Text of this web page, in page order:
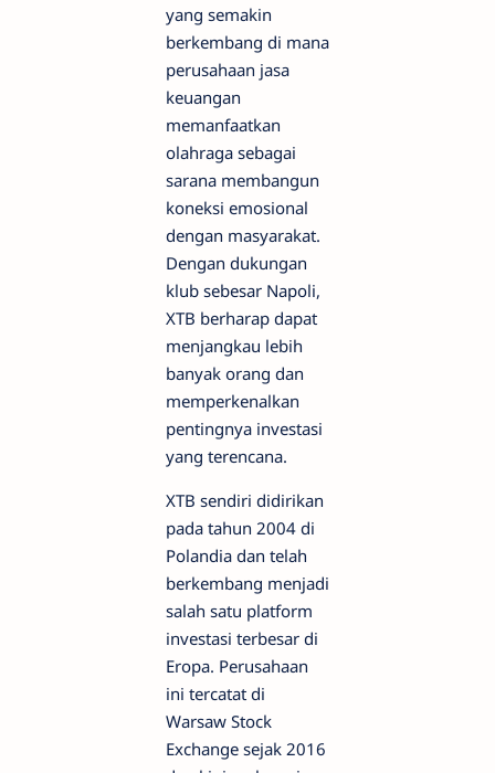
yang semakin
berkembang di mana
perusahaan jasa
keuangan
memanfaatkan
olahraga sebagai
sarana membangun
koneksi emosional
dengan masyarakat.
Dengan dukungan
klub sebesar Napoli,
XTB berharap dapat
menjangkau lebih
banyak orang dan
memperkenalkan
pentingnya investasi
yang terencana.
XTB sendiri didirikan
pada tahun 2004 di
Polandia dan telah
berkembang menjadi
salah satu platform
investasi terbesar di
Eropa. Perusahaan
ini tercatat di
Warsaw Stock
Exchange sejak 2016